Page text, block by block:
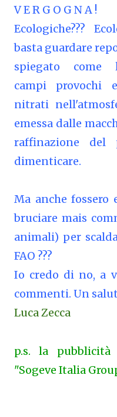
V E R G O G N A !
Ecologiche???
basta guardare
spiegato come
campi provochi
nitrati
emessa dalle
raffinazione
dimenticare.
Ma anche fossero
bruciare mais
animali) per
FAO ???
Io credo di no, a
commenti. Un
Luca Zecca
p.s. la
"Sogeve Italia